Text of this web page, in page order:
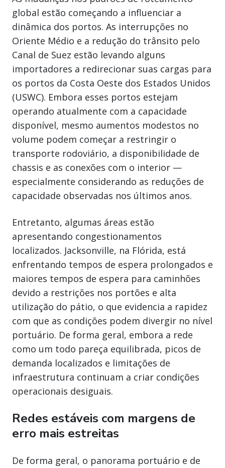
global estão começando a influenciar a
dinâmica dos portos. As interrupções no
Oriente Médio e a redução do trânsito pelo
Canal de Suez estão levando alguns
importadores a redirecionar suas cargas para
os portos da Costa Oeste dos Estados Unidos
(USWC). Embora esses portos estejam
operando atualmente com a capacidade
disponível, mesmo aumentos modestos no
volume podem começar a restringir o
transporte rodoviário, a disponibilidade de
chassis e as conexões com o interior —
especialmente considerando as reduções de
capacidade observadas nos últimos anos.
Entretanto, algumas áreas estão
apresentando congestionamentos
localizados. Jacksonville, na Flórida, está
enfrentando tempos de espera prolongados e
maiores tempos de espera para caminhões
devido a restrições nos portões e alta
utilização do pátio, o que evidencia a rapidez
com que as condições podem divergir no nível
portuário. De forma geral, embora a rede
como um todo pareça equilibrada, picos de
demanda localizados e limitações de
infraestrutura continuam a criar condições
operacionais desiguais.
Redes estáveis com margens de
erro mais estreitas
De forma geral, o panorama portuário e de